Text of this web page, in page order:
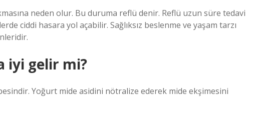
neden olur. Bu duruma reflü denir. Reflü uzun süre tedavi
ciddi hasara yol açabilir. Sağlıksız beslenme ve yaşam tarzı
iyi gelir mi?
Yoğurt mide asidini nötralize ederek mide ekşimesini